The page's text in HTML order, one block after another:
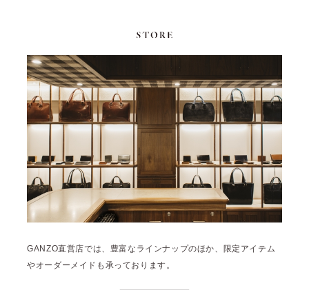
GANZO直営店では、豊富なラインナップのほか、限定アイテム
やオーダーメイドも承っております。